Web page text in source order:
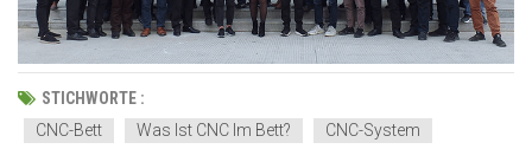
STICHWORTE :
CNC-Bett
Was Ist CNC Im Bett?
CNC-System